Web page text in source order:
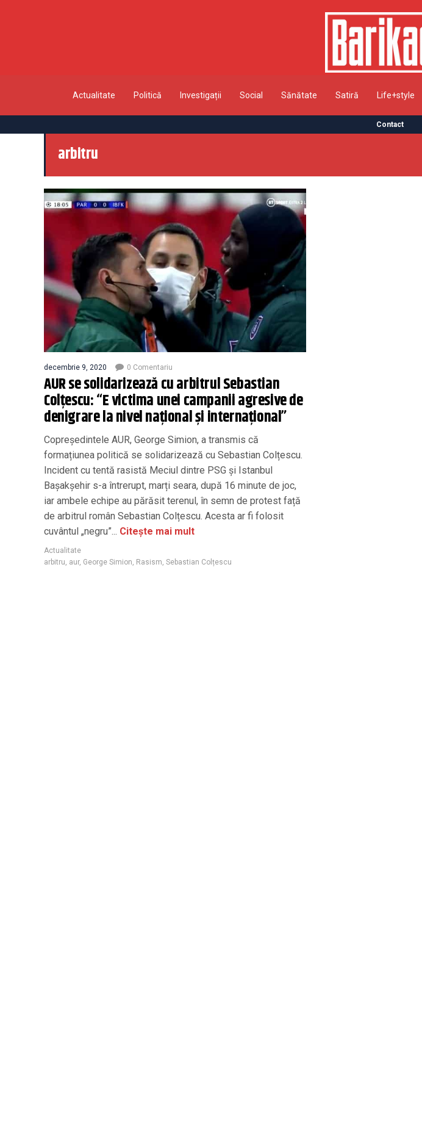
Actualitate Politică Investigații Social Sănătate Satiră Life+style
Contact
arbitru
decembrie 9, 2020 0 Comentariu
AUR se solidarizează cu arbitrul Sebastian
Colțescu: “E victima unei campanii agresive de
denigrare la nivel național și internațional”
Copreședintele AUR, George Simion, a transmis că
formațiunea politică se solidarizează cu Sebastian Colțescu.
Incident cu tentă rasistă Meciul dintre PSG și Istanbul
Başakşehir s-a întrerupt, marți seara, după 16 minute de joc,
iar ambele echipe au părăsit terenul, în semn de protest față
de arbitrul român Sebastian Colțescu. Acesta ar fi folosit
cuvântul „negru”... Citește mai mult
Actualitate
arbitru, aur, George Simion, Rasism, Sebastian Colțescu